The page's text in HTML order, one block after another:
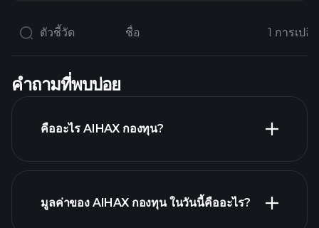
ตัวชี้วัด ชื่อ
คำถามที่พบบ่อย
คืออะไร AIHAX กองทุน?
มูลค่าของ AIHAX กองทุน ในวันนี้คืออะไร?